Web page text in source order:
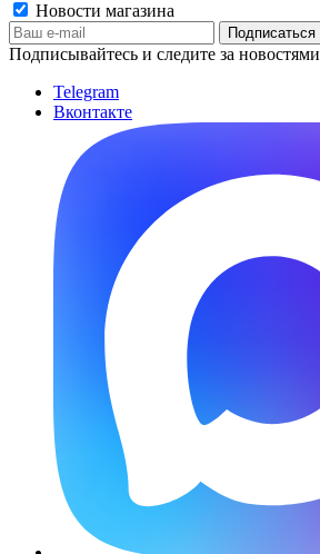
Новости магазина
Подписывайтесь и следите за новостями
Telegram
Вконтакте